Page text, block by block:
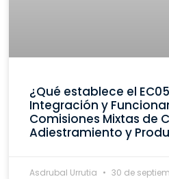
¿Qué establece el
Integración y
Comisiones Mixtas de
Adiestramiento y
Asdrubal Urrutia 30 de